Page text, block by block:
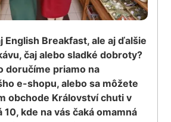
English Breakfast, ale aj ďalšie
čaj alebo sladké dobroty?
doručíme priamo na
e-shopu, alebo sa môžete
obchode Království chuti v
10, kde na vás čaká omamná